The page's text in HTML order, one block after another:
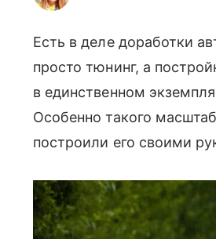
Есть в деле доработки
просто тюнинг, а
в единственном
Особенно такого
построили его своими